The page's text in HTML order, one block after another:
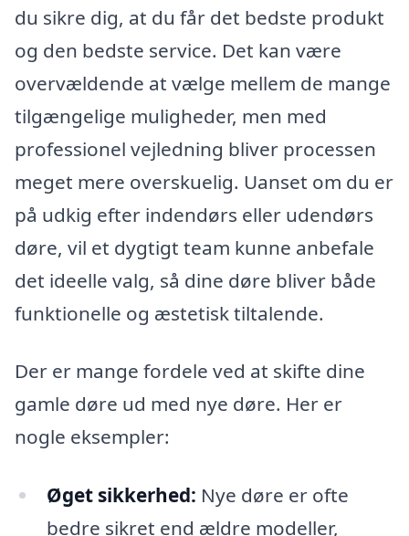
du sikre dig, at du får det bedste produkt
og den bedste service. Det kan være
overvældende at vælge mellem de mange
tilgængelige muligheder, men med
professionel vejledning bliver processen
meget mere overskuelig. Uanset om du er
på udkig efter indendørs eller udendørs
døre, vil et dygtigt team kunne anbefale
det ideelle valg, så dine døre bliver både
funktionelle og æstetisk tiltalende.
Der er mange fordele ved at skifte dine
gamle døre ud med nye døre. Her er
nogle eksempler:
Øget sikkerhed: Nye døre er ofte
bedre sikret end ældre modeller,